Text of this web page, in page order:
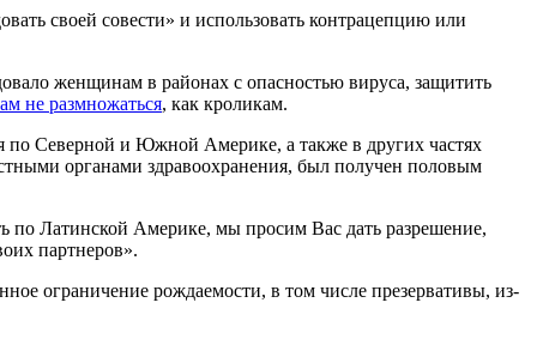
своей совести» и использовать контрацепцию или
женщинам в районах с опасностью вируса, защитить
не размножаться, как кроликам.
по Северной и Южной Америке, а также в других частях
органами здравоохранения, был получен половым
по Латинской Америке, мы просим Вас дать разрешение,
партнеров».
ограничение рождаемости, в том числе презервативы, из-